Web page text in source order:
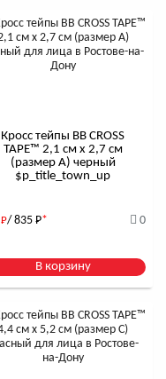
Кросс тейпы BB CROSS
TAPE™ 2,1 см x 2,7 см
(размер А) черный
$р_title_town_up
Р/ 835 Р* 0
В корзину